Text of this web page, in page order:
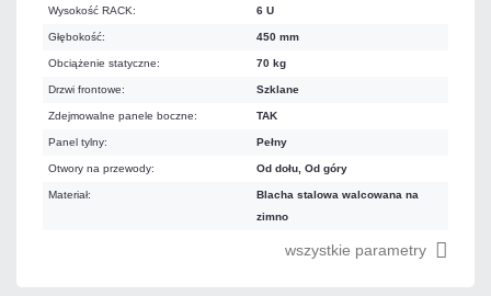
Wysokość RACK: 6 U
Głębokość: 450 mm
Obciążenie statyczne: 70 kg
Drzwi frontowe: Szklane
Zdejmowalne panele boczne: TAK
Panel tylny: Pełny
Otwory na przewody: Od dołu, Od góry
Materiał:
Blacha stalowa walcowana na
zimno
wszystkie parametry